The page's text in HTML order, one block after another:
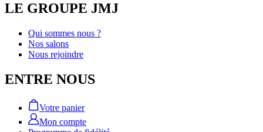
LE GROUPE JMJ
Qui sommes nous ?
Nos salons
Nous rejoindre
ENTRE NOUS
Votre panier
Mon compte